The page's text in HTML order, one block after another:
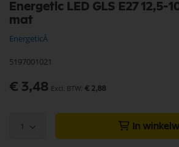
Energetic LED GLS E27 12,5-
mat
EnergeticÂ
5197001021
€ 3,48 € 2,88
1 In
naar
het
van
afbeeldingen-